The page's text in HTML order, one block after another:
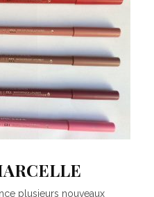
plusieurs nouveaux